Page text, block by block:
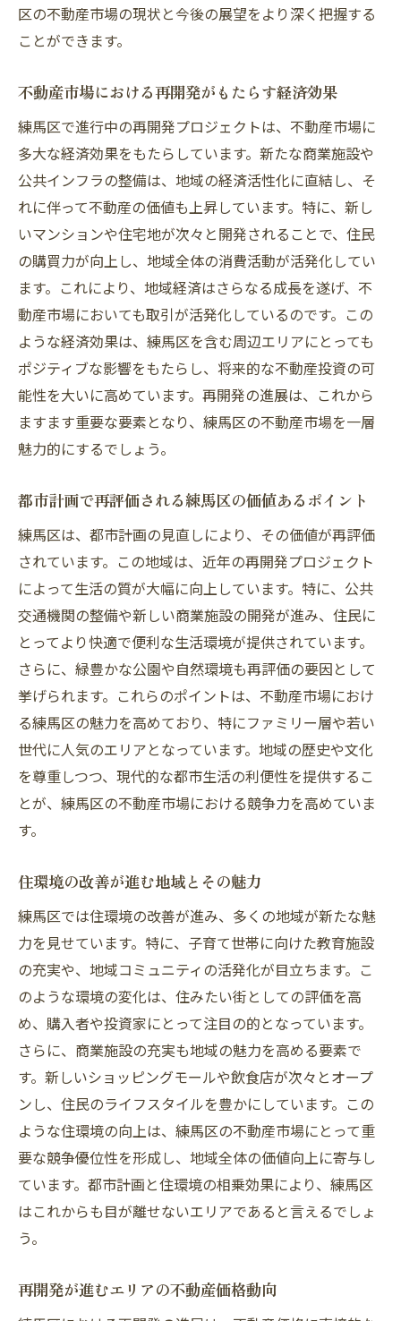
インフラ整備がもたらす練馬区の不動産市場へ
の影響
インフラの改善が不動産価格に与える影響
地域交通の発展が市場に与える変化
インフラ整備による住環境の向上
不動産投資家に向けたインフラ情報の重要
性
将来的なインフラ拡充計画と不動産市場の
予測
新しい交通網が不動産価値を左右する練馬区の
未来
交通網の整備によるアクセス性の向上
新交通システムが不動産価値に与える影響
練馬区の未来を見据えた交通インフラの進
化
新しい交通網整備と不動産需要の予測
未来志向の交通計画と不動産市場のシナリ
オ
練馬区に見る商業施設の充実と不動産の関係性
商業施設の拡充が不動産市場に与える影響
地域生活の利便性を高める商業施設の役割
商業施設がもたらす生活の質の向上
商業施設の立地と不動産価値の相関
小売業の発展と不動産市場の関係
商業施設の増設が練馬区に与える経済効果
エコフレンドリーな不動産が練馬区で注目され
持続可能な不動産開発の重要性
環境配慮型住宅がもたらすメリット
エネルギー効率の高い不動産へのシフト
練馬区でのエコフレンドリーな不動産トレ
ンド
環境に優しい不動産の価値とその未来
スマートホーム技術がもたらす練馬区の不動産
市場の革新
スマートホームの基本技術とその利点
技術革新がもたらす不動産市場の変化
スマートホームが住宅選びに与える影響
練馬区におけるスマートホーム事例
技術が進化することで変わる不動産市場
区の不動産市場の現状と今後の展望をより深く把握する
ことができます。
不動産市場における再開発がもたらす経済効果
練馬区で進行中の再開発プロジェクトは、不動産市場に
多大な経済効果をもたらしています。新たな商業施設や
公共インフラの整備は、地域の経済活性化に直結し、そ
れに伴って不動産の価値も上昇しています。特に、新し
いマンションや住宅地が次々と開発されることで、住民
の購買力が向上し、地域全体の消費活動が活発化してい
ます。これにより、地域経済はさらなる成長を遂げ、不
動産市場においても取引が活発化しているのです。この
ような経済効果は、練馬区を含む周辺エリアにとっても
ポジティブな影響をもたらし、将来的な不動産投資の可
能性を大いに高めています。再開発の進展は、これから
ますます重要な要素となり、練馬区の不動産市場を一層
魅力的にするでしょう。
都市計画で再評価される練馬区の価値あるポイント
練馬区は、都市計画の見直しにより、その価値が再評価
されています。この地域は、近年の再開発プロジェクト
によって生活の質が大幅に向上しています。特に、公共
交通機関の整備や新しい商業施設の開発が進み、住民に
とってより快適で便利な生活環境が提供されています。
さらに、緑豊かな公園や自然環境も再評価の要因として
挙げられます。これらのポイントは、不動産市場におけ
る練馬区の魅力を高めており、特にファミリー層や若い
世代に人気のエリアとなっています。地域の歴史や文化
を尊重しつつ、現代的な都市生活の利便性を提供するこ
とが、練馬区の不動産市場における競争力を高めていま
す。
住環境の改善が進む地域とその魅力
練馬区では住環境の改善が進み、多くの地域が新たな魅
力を見せています。特に、子育て世帯に向けた教育施設
の充実や、地域コミュニティの活発化が目立ちます。こ
のような環境の変化は、住みたい街としての評価を高
め、購入者や投資家にとって注目の的となっています。
さらに、商業施設の充実も地域の魅力を高める要素で
す。新しいショッピングモールや飲食店が次々とオープ
ンし、住民のライフスタイルを豊かにしています。この
ような住環境の向上は、練馬区の不動産市場にとって重
要な競争優位性を形成し、地域全体の価値向上に寄与し
ています。都市計画と住環境の相乗効果により、練馬区
はこれからも目が離せないエリアであると言えるでしょ
う。
再開発が進むエリアの不動産価格動向